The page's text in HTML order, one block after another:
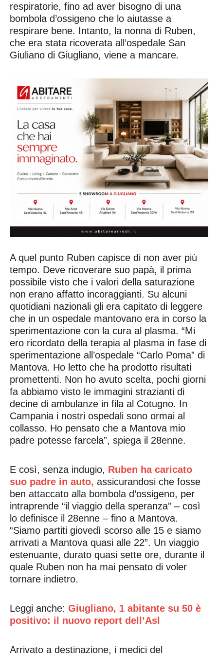
respiratorie, fino ad aver bisogno di una
bombola d’ossigeno che lo aiutasse a
respirare bene. Intanto, la nonna di Ruben,
che era stata ricoverata all’ospedale San
Giuliano di Giugliano, viene a mancare.
A quel punto Ruben capisce di non aver più
tempo. Deve ricoverare suo papà, il prima
possibile visto che i valori della saturazione
non erano affatto incoraggianti. Su alcuni
quotidiani nazionali gli era capitato di leggere
che in un ospedale mantovano era in corso la
sperimentazione con la cura al plasma. “Mi
ero ricordato della terapia al plasma in fase di
sperimentazione all’ospedale “Carlo Poma” di
Mantova. Ho letto che ha prodotto risultati
promettenti. Non ho avuto scelta, pochi giorni
fa abbiamo visto le immagini strazianti di
decine di ambulanze in fila al Cotugno. In
Campania i nostri ospedali sono ormai al
collasso. Ho pensato che a Mantova mio
padre potesse farcela”, spiega il 28enne.
E così, senza indugio, Ruben ha caricato
suo padre in auto, assicurandosi che fosse
ben attaccato alla bombola d’ossigeno, per
intraprende “il viaggio della speranza” – così
lo definisce il 28enne – fino a Mantova.
“Siamo partiti giovedì scorso alle 15 e siamo
arrivati a Mantova quasi alle 22”. Un viaggio
estenuante, durato quasi sette ore, durante il
quale Ruben non ha mai pensato di voler
tornare indietro.
Leggi anche: Giugliano, 1 abitante su 50 è
positivo: il nuovo report dell’Asl
Arrivato a destinazione, i medici del